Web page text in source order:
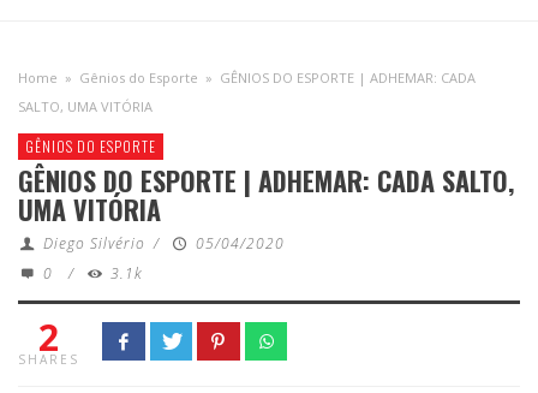
Home » Gênios do Esporte » GÊNIOS DO ESPORTE | ADHEMAR: CADA
SALTO, UMA VITÓRIA
GÊNIOS DO ESPORTE
GÊNIOS DO ESPORTE | ADHEMAR: CADA SALTO,
UMA VITÓRIA
Diego Silvério /
05/04/2020
0
/ 3.1k
2
SHARES